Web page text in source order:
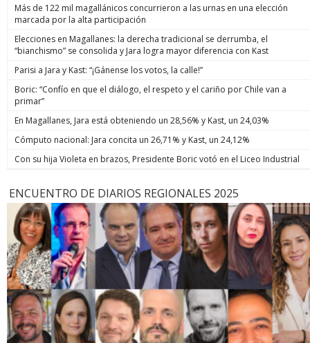
Más de 122 mil magallánicos concurrieron a las urnas en una elección
marcada por la alta participación
Elecciones en Magallanes: la derecha tradicional se derrumba, el
“bianchismo” se consolida y Jara logra mayor diferencia con Kast
Parisi a Jara y Kast: “¡Gánense los votos, la calle!”
Boric: “Confío en que el diálogo, el respeto y el cariño por Chile van a
primar”
En Magallanes, Jara está obteniendo un 28,56% y Kast, un 24,03%
Cómputo nacional: Jara concita un 26,71% y Kast, un 24,12%
Con su hija Violeta en brazos, Presidente Boric votó en el Liceo Industrial
ENCUENTRO DE DIARIOS REGIONALES 2025